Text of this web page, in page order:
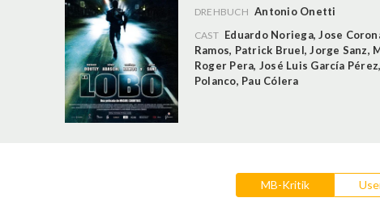
DREHBUCH Antonio Onetti
CAST Eduardo Noriega,Jose
Ramos, Patrick Bruel,Jorge Sanz,
Roger Pera, José Luis García Pérez,
Polanco, Pau Cólera
MB-Kritik